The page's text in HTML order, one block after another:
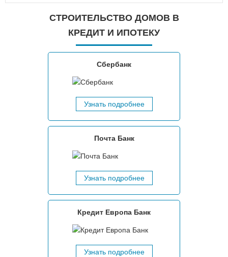
СТРОИТЕЛЬСТВО ДОМОВ В
КРЕДИТ И ИПОТЕКУ
Сбербанк
Узнать подробнее
Почта Банк
Узнать подробнее
Кредит Европа Банк
Узнать подробнее